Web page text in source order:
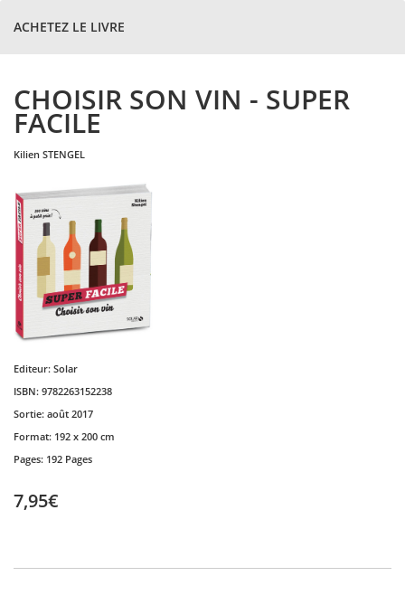
ACHETEZ LE LIVRE
CHOISIR SON VIN - SUPER
FACILE
kilien STENGEL
Editeur: Solar
ISBN: 9782263152238
Sortie: août 2017
Format: 192 x 200 cm
Pages: 192 Pages
7,95€